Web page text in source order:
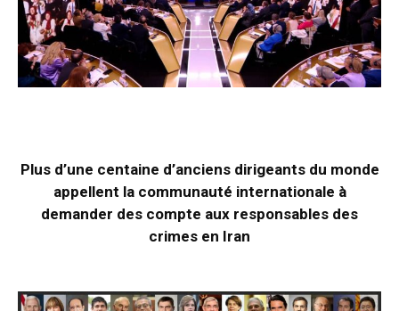
Plus d’une centaine d’anciens dirigeants du monde
appellent la communauté internationale à
demander des compte aux responsables des
crimes en Iran